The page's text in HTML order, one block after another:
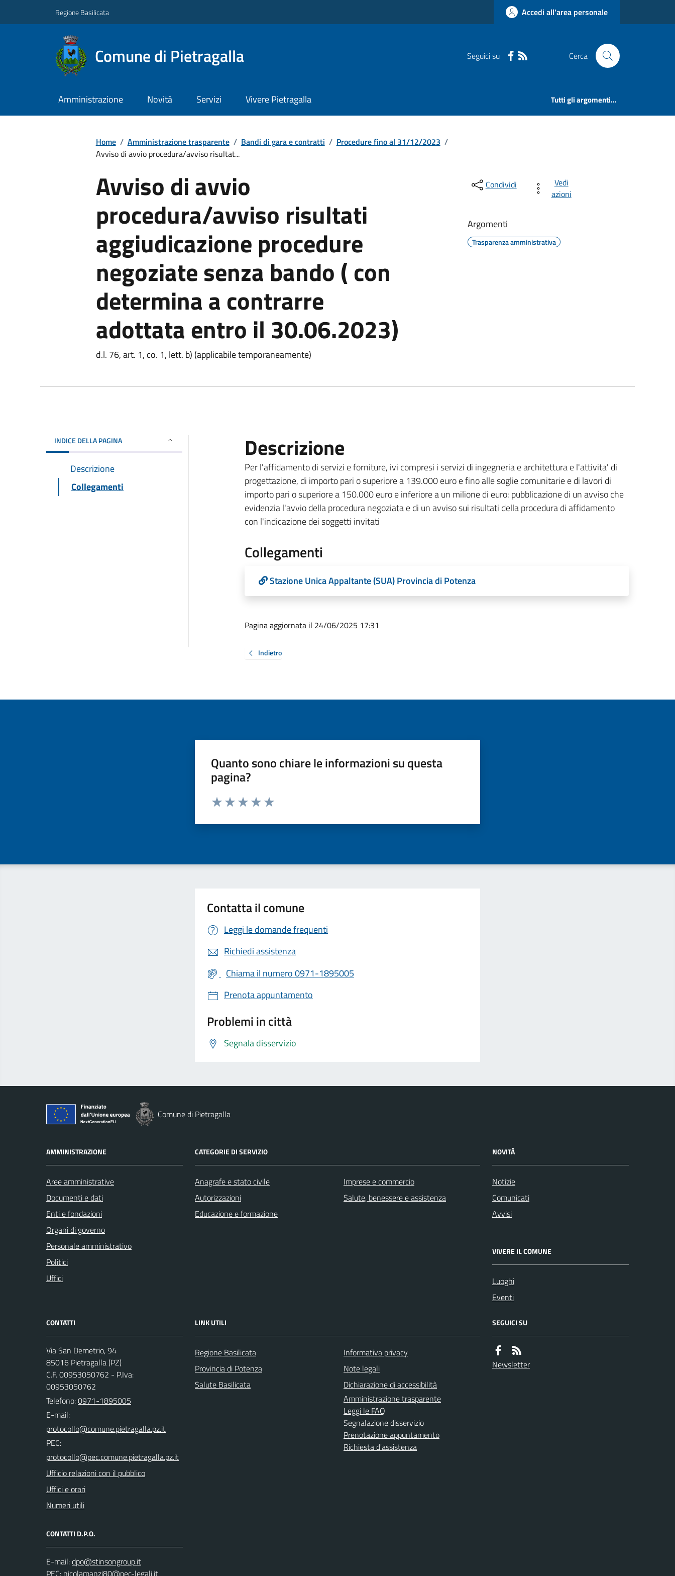
Regione Basilicata Accedi all'area personale
Comune di Pietragalla Seguici su Cerca
Amministrazione Novità Servizi Vivere Pietragalla Tutti gli argomenti...
Home / Amministrazione trasparente / Bandi di gara e contratti / Procedure fino al 31/12/2023 /
Avviso di avvio procedura/avviso risultat...
Avviso di avvio
procedura/avviso risultati
aggiudicazione procedure
negoziate senza bando ( con
determina a contrarre
adottata entro il 30.06.2023)
d.l. 76, art. 1, co. 1, lett. b) (applicabile temporaneamente)
Condividi
Vedi
azioni
Argomenti
Trasparenza amministrativa
INDICE DELLA PAGINA
Descrizione
Collegamenti
Descrizione
Per l'affidamento di servizi e forniture, ivi compresi i servizi di ingegneria e architettura e l'attivita' di
progettazione, di importo pari o superiore a 139.000 euro e fino alle soglie comunitarie e di lavori di
importo pari o superiore a 150.000 euro e inferiore a un milione di euro: pubblicazione di un avviso che
evidenzia l'avvio della procedura negoziata e di un avviso sui risultati della procedura di affidamento
con l'indicazione dei soggetti invitati
Collegamenti
Stazione Unica Appaltante (SUA) Provincia di Potenza
Pagina aggiornata il 24/06/2025 17:31
Indietro
Quanto sono chiare le informazioni su questa
pagina?
Valuta da 1 a 5 stelle la pagina
Contatta il comune
Leggi le domande frequenti
Richiedi assistenza
Chiama il numero 0971-1895005
Prenota appuntamento
Problemi in città
Segnala disservizio
Comune di Pietragalla
AMMINISTRAZIONE
Aree amministrative
Documenti e dati
Enti e fondazioni
Organi di governo
Personale amministrativo
Politici
Uffici
CATEGORIE DI SERVIZIO
Anagrafe e stato civile
Autorizzazioni
Educazione e formazione
Imprese e commercio
Salute, benessere e assistenza
NOVITÀ
Notizie
Comunicati
Avvisi
VIVERE IL COMUNE
Luoghi
Eventi
CONTATTI
Via San Demetrio, 94
85016 Pietragalla (PZ)
C.F. 00953050762 - P.Iva:
00953050762
Telefono:0971-1895005
E-mail:
PEC:
Ufficio relazioni con il pubblico
Uffici e orari
Numeri utili
CONTATTI D.P.O.
E-mail:
PEC:
LINK UTILI
Regione Basilicata
Provincia di Potenza
Salute Basilicata
Informativa privacy
Note legali
Dichiarazione di accessibilità
Amministrazione trasparente
Leggi le FAQ
Segnalazione disservizio
Prenotazione appuntamento
Richiesta d'assistenza
SEGUICI SU
Newsletter